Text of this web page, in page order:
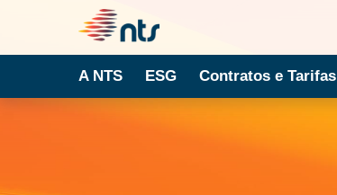
A NTS ESG Contratos e Tarifas